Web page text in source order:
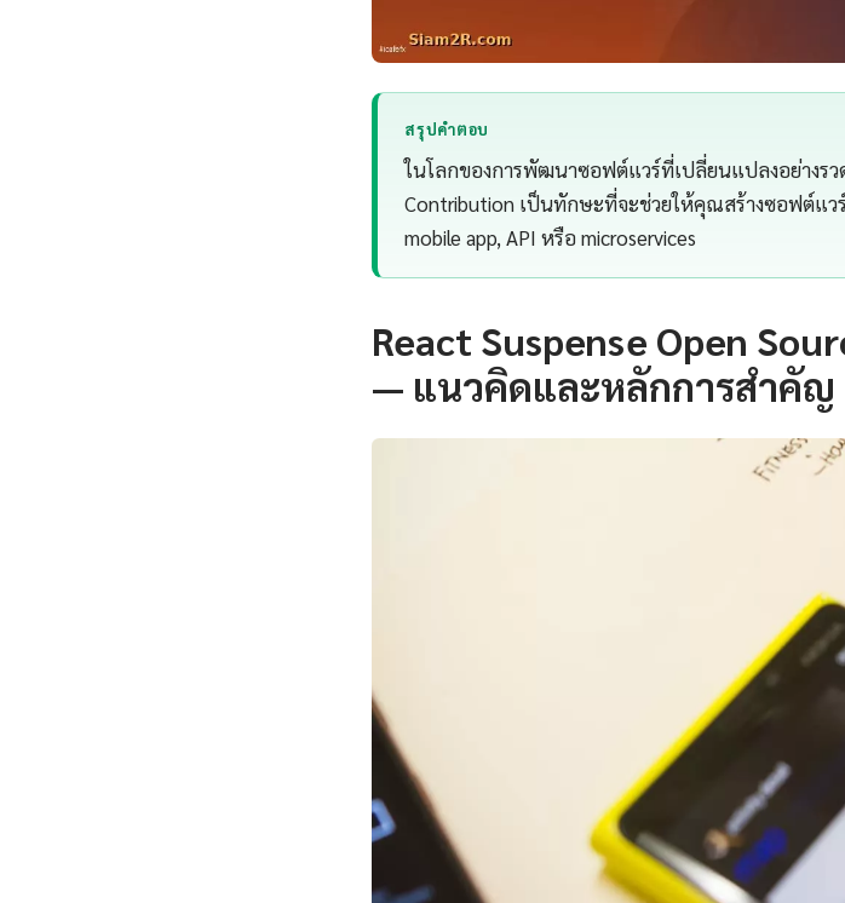
สรุปคำตอบ
ในโลกของการพัฒนาซอฟต์แวร์ที่เปลี่ยนแปลงอย่างรวด
Contribution เป็นทักษะที่จะช่วยให้คุณสร้างซอฟต์แว
mobile app, API หรือ microservices
React Suspense Open
— แนวคิดและหลักการสำคัญ